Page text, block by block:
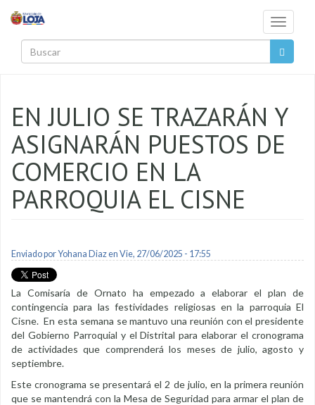
Toggle
EN JULIO SE TRAZARÁN Y
ASIGNARÁN PUESTOS DE
COMERCIO EN LA
PARROQUIA EL CISNE
Enviado porYohana Diazen Vie, 27/06/2025 - 17:55
La Comisaría de Ornato ha empezado a elaborar el plan de
contingencia para las festividades religiosas en la parroquia El
Cisne. En esta semana se mantuvo una reunión con el presidente
del Gobierno Parroquial y el Distrital para elaborar el cronograma
de actividades que comprenderá los meses de julio, agosto y
septiembre.
Este cronograma se presentará el 2 de julio, en la primera reunión
que se mantendrá con la Mesa de Seguridad para armar el plan de